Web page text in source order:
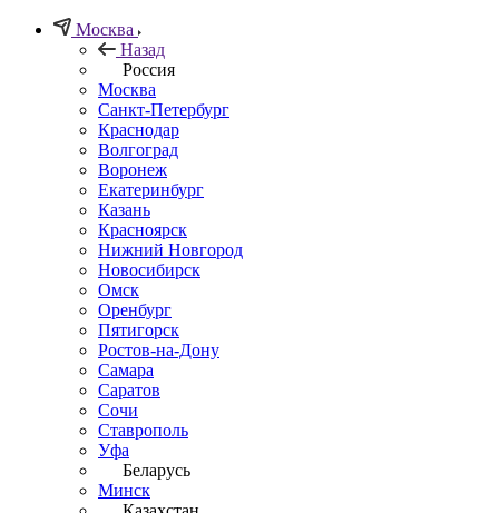
Москва
Назад
Россия
Москва
Санкт-Петербург
Краснодар
Волгоград
Воронеж
Екатеринбург
Казань
Красноярск
Нижний Новгород
Новосибирск
Омск
Оренбург
Пятигорск
Ростов-на-Дону
Самара
Саратов
Сочи
Ставрополь
Уфа
Беларусь
Минск